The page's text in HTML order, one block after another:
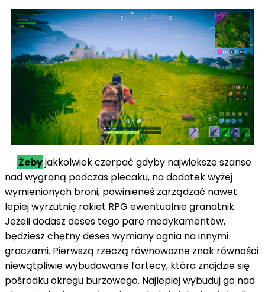
Żebyjakkolwiekczerpać gdyby największe szanse
nadwygraną podczas plecaku, na dodatekwyżej
wymienionych broni, powinieneś zarządzać nawet
lepiejwyrzutnię rakiet RPG ewentualniegranatnik.
Jeżeli dodasz deses tego parę medykamentów,
będziesz chętnydeseswymiany ognia nainnymi
graczami. Pierwszą rzeczą równoważne znak równości
niewątpliwiewybudowanie fortecy, która znajdzie się
pośrodkuokręgu burzowego. Najlepiej wybuduj go nad